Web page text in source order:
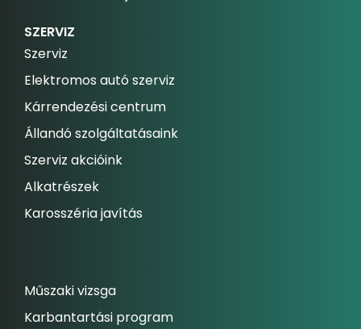
SZERVIZ
Szerviz
Elektromos autó szerviz
Kárrendezési centrum
Állandó szolgáltatásaink
Szerviz akcióink
Alkatrészek
Karosszéria javítás
Műszaki vizsga
Karbantartási program